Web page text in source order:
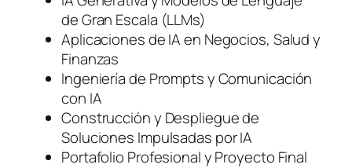
de Gran Escala (LLMs)
Aplicaciones de IA en Negocios, Salud y
Finanzas
Ingeniería de Prompts y Comunicación
con IA
Construcción y Despliegue de
Soluciones Impulsadas por IA
Portafolio Profesional y Proyecto Final